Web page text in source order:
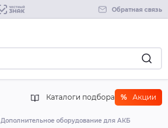
Обратная связь
Каталоги подбора % Акции
Дополнительное оборудование для АКБ